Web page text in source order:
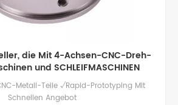
die Mit 4-Achsen-CNC-Dreh-
und SCHLEIFMASCHINEN
Metall-Teile √Rapid-Prototyping Mit
Schnellen Angebot